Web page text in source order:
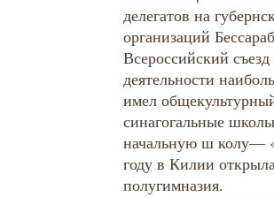
делегатов на
организаций
Всероссийский
деятельности
имел
синагогальные
начальную ш колу—
году в Килии
полугимназия.